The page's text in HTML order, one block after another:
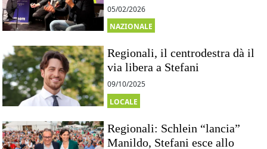
05/02/2026
NAZIONALE
Regionali, il centrodestra dà il
via libera a Stefani
09/10/2025
LOCALE
Regionali: Schlein “lancia”
Manildo, Stefani esce allo